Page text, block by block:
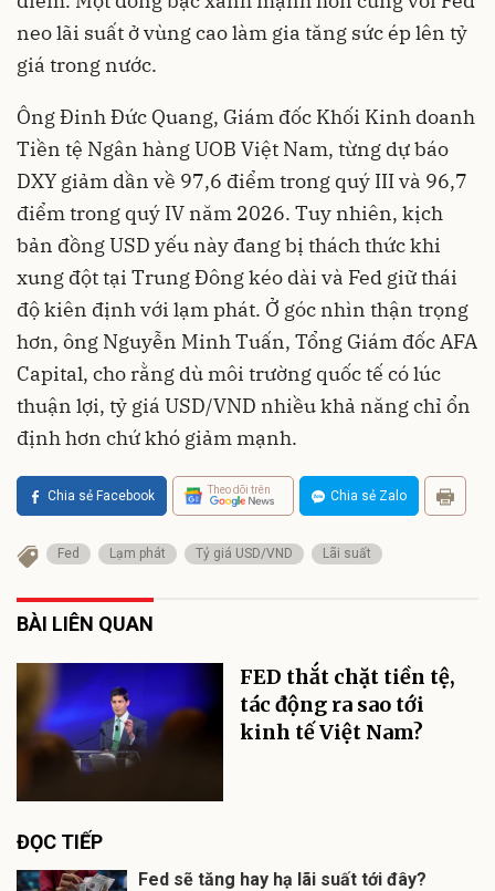
neo lãi suất ở vùng cao làm gia tăng sức ép lên tỷ
giá trong nước.
Ông Đinh Đức Quang, Giám đốc Khối Kinh doanh
Tiền tệ Ngân hàng UOB Việt Nam, từng dự báo
DXY giảm dần về 97,6 điểm trong quý III và 96,7
điểm trong quý IV năm 2026. Tuy nhiên, kịch
bản đồng USD yếu này đang bị thách thức khi
xung đột tại Trung Đông kéo dài và Fed giữ thái
độ kiên định với lạm phát. Ở góc nhìn thận trọng
hơn, ông Nguyễn Minh Tuấn, Tổng Giám đốc AFA
Capital, cho rằng dù môi trường quốc tế có lúc
thuận lợi, tỷ giá USD/VND nhiều khả năng chỉ ổn
định hơn chứ khó giảm mạnh.
Chia sẻ Facebook Theo dõi trên Chia sẻ Zalo
Fed Lạm phát Tỷ giá USD/VND Lãi suất
BÀI LIÊN QUAN
FED thắt chặt tiền tệ,
tác động ra sao tới
kinh tế Việt Nam?
ĐỌC TIẾP
Fed sẽ tăng hay hạ lãi suất tới đây?